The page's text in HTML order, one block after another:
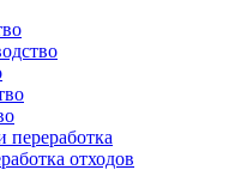
переработка
отходов